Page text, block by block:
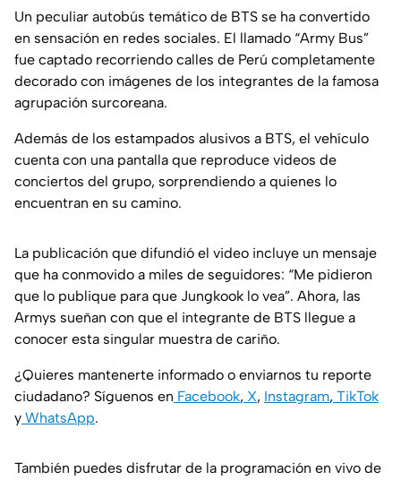
Un peculiar autobús temático de BTS se ha convertido
en sensación en redes sociales. El llamado “Army Bus”
fue captado recorriendo calles de Perú completamente
decorado con imágenes de los integrantes de la famosa
agrupación surcoreana.
Además de los estampados alusivos a BTS, el vehículo
cuenta con una pantalla que reproduce videos de
conciertos del grupo, sorprendiendo a quienes lo
encuentran en su camino.
La publicación que difundió el video incluye un mensaje
que ha conmovido a miles de seguidores: “Me pidieron
que lo publique para que Jungkook lo vea”. Ahora, las
Armys sueñan con que el integrante de BTS llegue a
conocer esta singular muestra de cariño.
¿Quieres mantenerte informado o enviarnos tu reporte
ciudadano? Síguenos en Facebook, X, Instagram, TikTok
y WhatsApp.
También puedes disfrutar de la programación en vivo de